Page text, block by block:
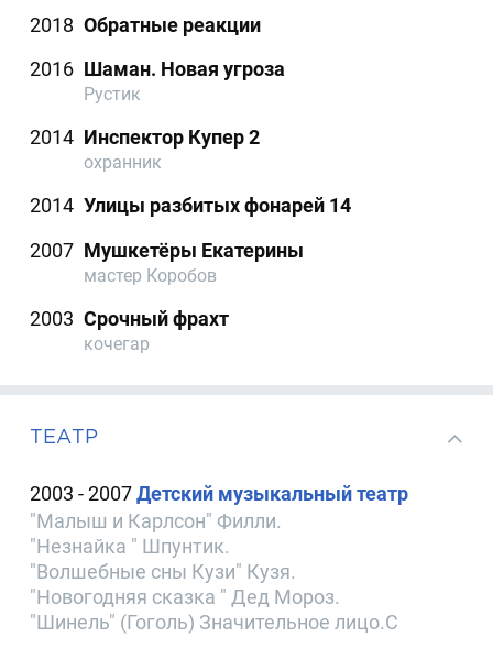
2018 Обратные реакции
2016 Шаман. Новая угроза
Рустик
2014 Инспектор Купер 2
охранник
2014 Улицы разбитых фонарей 14
2007 Мушкетёры Екатерины
мастер Коробов
2003 Срочный фрахт
кочегар
ТЕАТР
2003 - 2007Детский музыкальный театр
"Малыш и Карлсон" Филли.
"Незнайка " Шпунтик.
"Волшебные сны Кузи" Кузя.
"Новогодняя сказка " Дед Мороз.
"Шинель" (Гоголь) Значительное лицо.С